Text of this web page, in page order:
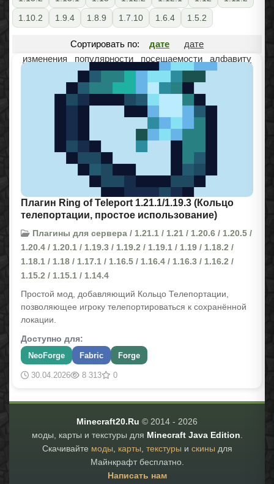
1.10.2
1.9.4 1.8.9 1.7.10 1.6.4 1.5.2
Сортировать по: дате
дате
изменения
популярности посещаемости алфавиту
Плагин Ring of Teleport 1.21.1/1.19.3 (Кольцо
телепортации, простое использование)
Плагины для сервера / 1.21.1 / 1.21 / 1.20.6 / 1.20.5 /
1.20.4 / 1.20.1 / 1.19.3 / 1.19.2 / 1.19.1 / 1.19 / 1.18.2 /
1.18.1 / 1.18 / 1.17.1 / 1.16.5 / 1.16.4 / 1.16.3 / 1.16.2 /
1.15.2 / 1.15.1 / 1.14.4
Простой мод, добавляющий Кольцо Телепортации,
позволяющее игроку телепортироваться к сохранённой
локации.
Доступно для:
NeoForge Fabric Forge
30.04.2026 8 313 0
Minecraft20.Ru © 2014 - 2026
моды, карты и текстуры для Minecraft Java Edition
Скачивайте моды карты текстуры и скины для
Майнкрафт бесплатно.
Написать нам